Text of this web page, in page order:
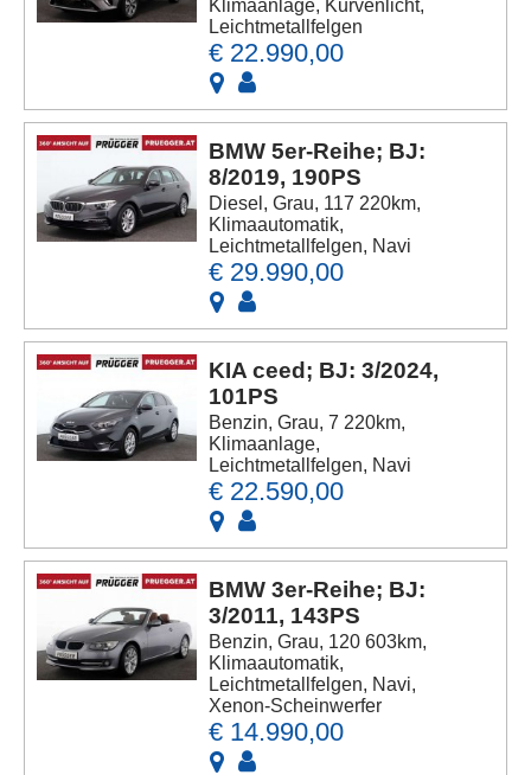
Klimaanlage, Kurvenlicht,
Leichtmetallfelgen
€ 22.990,00
BMW 5er-Reihe; BJ:
8/2019, 190PS
Diesel, Grau, 117 220km,
Klimaautomatik,
Leichtmetallfelgen, Navi
€ 29.990,00
KIA ceed; BJ: 3/2024,
101PS
Benzin, Grau, 7 220km,
Klimaanlage,
Leichtmetallfelgen, Navi
€ 22.590,00
BMW 3er-Reihe; BJ:
3/2011, 143PS
Benzin, Grau, 120 603km,
Klimaautomatik,
Leichtmetallfelgen, Navi,
Xenon-Scheinwerfer
€ 14.990,00